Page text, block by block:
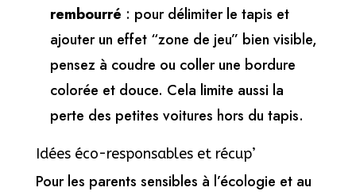
rembourré : pour délimiter le tapis et
ajouter un effet “zone de jeu” bien visible,
pensez à coudre ou coller une bordure
colorée et douce. Cela limite aussi la
perte des petites voitures hors du tapis.
Idées éco-responsables et récup’
Pour les parents sensibles à l’écologie et au